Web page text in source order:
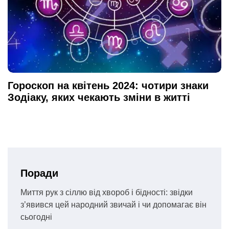
Гороскоп на квітень 2024: чотири знаки
Зодіаку, яких чекають зміни в житті
Поради
Миття рук з сіллю від хвороб і бідності: звідки
з’явився цей народний звичай і чи допомагає він
сьогодні